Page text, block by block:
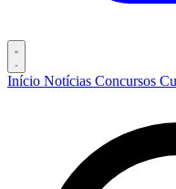
Início Notícias Concursos